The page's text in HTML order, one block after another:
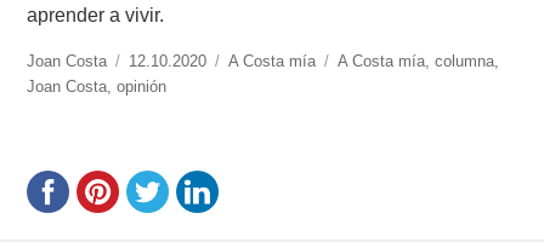
aprender a vivir.
https://www.experimenta.es/author/joan-
costa/
Joan Costa
Publicado
el
12.10.2020 Categorías
A Costa mía Etiquetas
A Costa mía ,columna
Joan Costa ,opinión